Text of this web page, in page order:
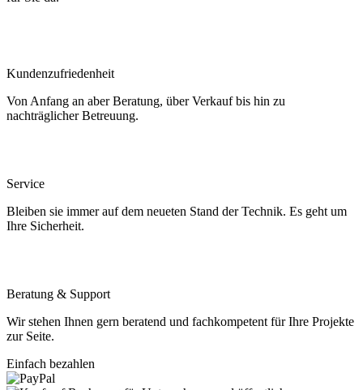
Kundenzufriedenheit
Von Anfang an aber Beratung, über Verkauf bis hin zu
nachträglicher Betreuung.
Service
Bleiben sie immer auf dem neueten Stand der Technik. Es geht um
Ihre Sicherheit.
Beratung & Support
Wir stehen Ihnen gern beratend und fachkompetent für Ihre Projekte
zur Seite.
Einfach bezahlen